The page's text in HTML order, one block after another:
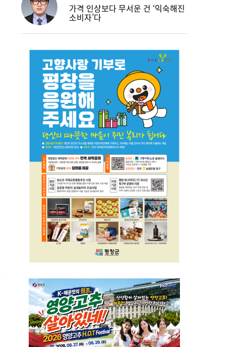
가격 인상보다 무서운 건 ‘익숙해진
소비자’다